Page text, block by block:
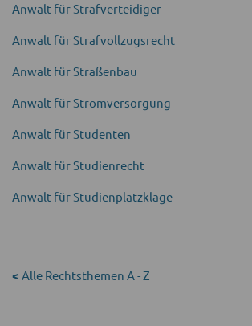
Anwalt für Strafver­teidiger
Anwalt für Strafvollzugs­recht
Anwalt für Straßenbau
Anwalt für Strom­versorgung
Anwalt für Studenten
Anwalt für Studien­recht
Anwalt für Studienplatz­klage
< Alle Rechtsthemen A - Z